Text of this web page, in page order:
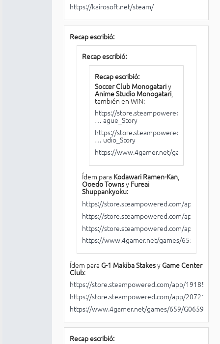
https://kairosoft.net/steam/
Recap escribió:
Recap escribió:
Recap escribió:
Soccer Club Monogatariy
Anime Studio Monogatari,
también en WIN:
https://store.steampowered.com/app/
… ague_Story
https://store.steampowered.com/app/
… udio_Story
https://www.4gamer.net/games/647/
Ídem para Kodawari Ramen-Kan,
Ooedo Townsy Fureai
Shuppankyoku:
https://store.steampowered.com/app/
https://store.steampowered.com/app/
https://store.steampowered.com/app/
https://www.4gamer.net/games/655/
Ídem para G-1 Makiba Stakesy Game Center
Club:
https://store.steampowered.com/app/1918530/
https://store.steampowered.com/app/2072130/
https://www.4gamer.net/games/659/G065924/
Recap escribió: